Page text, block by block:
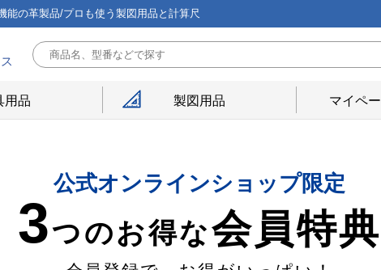
能の革製品/プロも使う製図用品と計算尺
用品 製図用品 マイペ
公式オンラインショップ限定
3つのお得な会員特典